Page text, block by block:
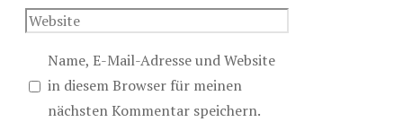
Mail-
Adresse
Website
Name, E-Mail-Adresse und Website
in diesem Browser für meinen
nächsten Kommentar speichern.